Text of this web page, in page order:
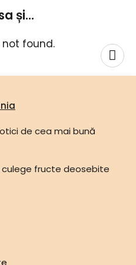
și...
found.
de cea mai bună
culege fructe deosebite